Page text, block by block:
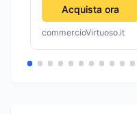
PESI 200k
Acquista ora
commercioVirtuoso.it